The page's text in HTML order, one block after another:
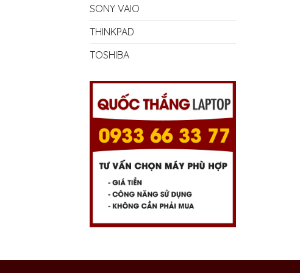
SONY VAIO
THINKPAD
TOSHIBA